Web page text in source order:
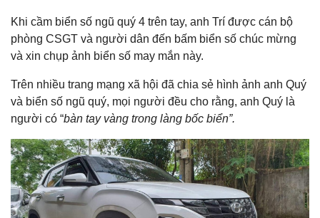
Khi cầm biển số ngũ quý 4 trên tay, anh Trí được cán bộ
phòng CSGT và người dân đến bấm biển số chúc mừng
và xin chụp ảnh biển số may mắn này.
Trên nhiều trang mạng xã hội đã chia sẻ hình ảnh anh Quý
và biển số ngũ quý, mọi người đều cho rằng, anh Quý là
người có “bàn tay vàng trong làng bốc biển”.